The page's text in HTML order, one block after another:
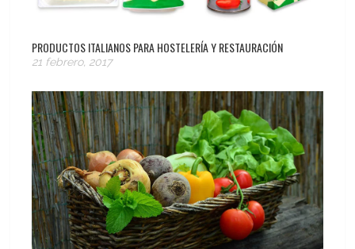
PRODUCTOS ITALIANOS PARA HOSTELERÍA Y RESTAURACIÓN
21 febrero, 2017